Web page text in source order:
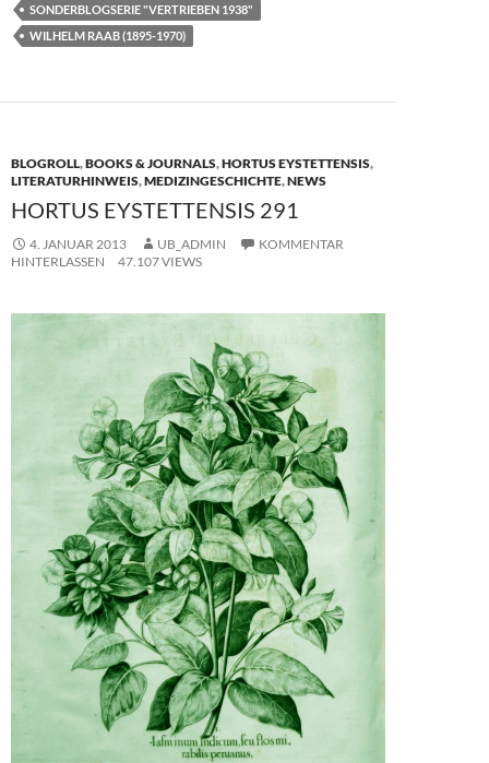
b
o
d
n
n
SONDERBLOGSERIE "VERTRIEBEN 1938"
WILHELM RAAB (1895-1970)
BLOGROLL,BOOKS & JOURNALS,HORTUS EYSTETTENSIS,
LITERATURHINWEIS,MEDIZINGESCHICHTE,NEWS
HORTUS EYSTETTENSIS 291
4. JANUAR 2013 UB_ADMIN
KOMMENTAR
HINTERLASSEN
47.107 VIEWS